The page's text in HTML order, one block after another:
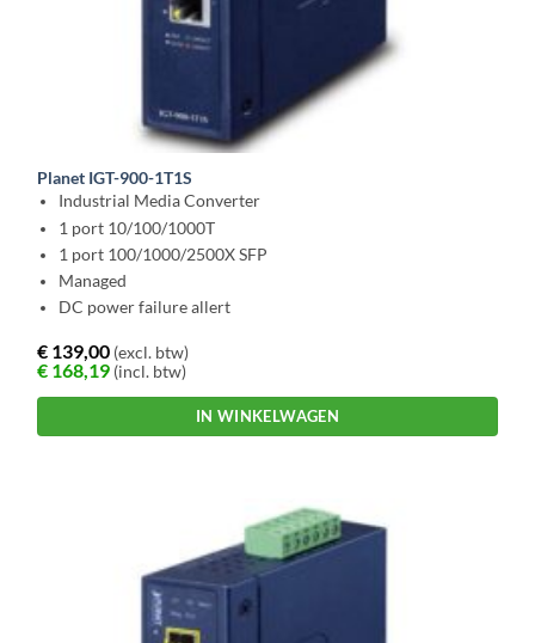
Planet IGT-900-1T1S
Industrial Media Converter
1 port 10/100/1000T
1 port 100/1000/2500X SFP
Managed
DC power failure allert
€ 139,00 (excl. btw)
€ 168,19 (incl. btw)
IN WINKELWAGEN